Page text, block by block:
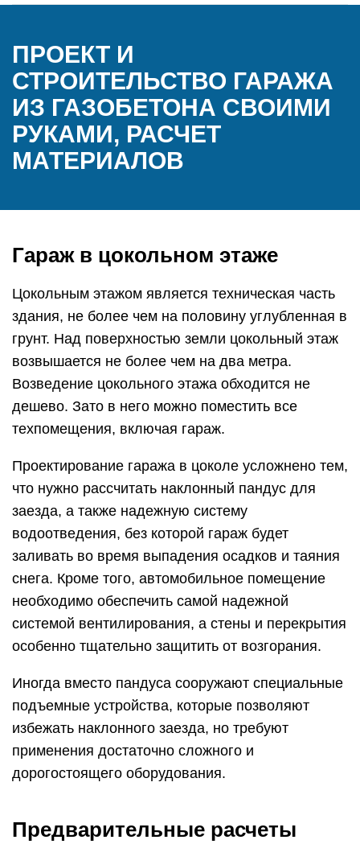
ПРОЕКТ И
СТРОИТЕЛЬСТВО ГАРАЖА
ИЗ ГАЗОБЕТОНА СВОИМИ
РУКАМИ, РАСЧЕТ
МАТЕРИАЛОВ
Гараж в цокольном этаже
Цокольным этажом является техническая часть
здания, не более чем на половину углубленная в
грунт. Над поверхностью земли цокольный этаж
возвышается не более чем на два метра.
Возведение цокольного этажа обходится не
дешево. Зато в него можно поместить все
техпомещения, включая гараж.
Проектирование гаража в цоколе усложнено тем,
что нужно рассчитать наклонный пандус для
заезда, а также надежную систему
водоотведения, без которой гараж будет
заливать во время выпадения осадков и таяния
снега. Кроме того, автомобильное помещение
необходимо обеспечить самой надежной
системой вентилирования, а стены и перекрытия
особенно тщательно защитить от возгорания.
Иногда вместо пандуса сооружают специальные
подъемные устройства, которые позволяют
избежать наклонного заезда, но требуют
применения достаточно сложного и
дорогостоящего оборудования.
Предварительные расчеты